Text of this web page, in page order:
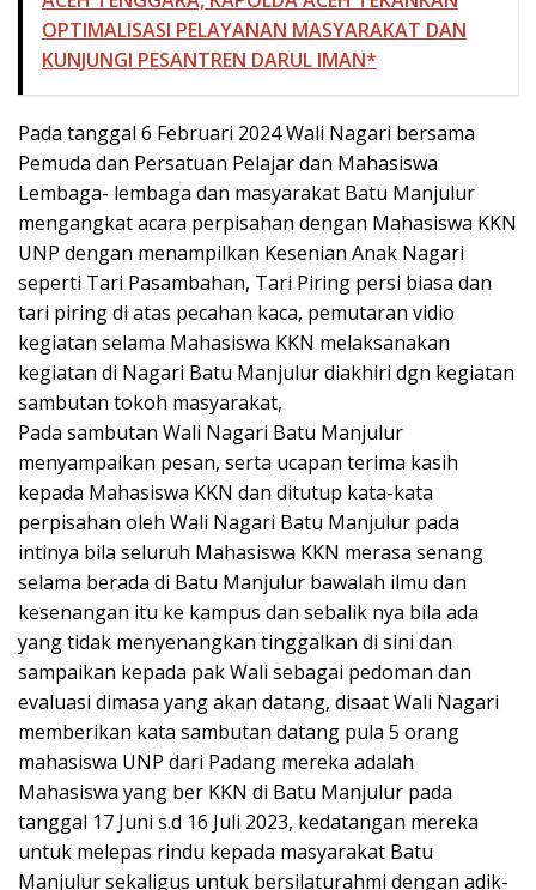
OPTIMALISASI PELAYANAN MASYARAKAT DAN
KUNJUNGI PESANTREN DARUL IMAN*
Pada tanggal 6 Februari 2024 Wali Nagari bersama
Pemuda dan Persatuan Pelajar dan Mahasiswa
Lembaga- lembaga dan masyarakat Batu Manjulur
mengangkat acara perpisahan dengan Mahasiswa KKN
UNP dengan menampilkan Kesenian Anak Nagari
seperti Tari Pasambahan, Tari Piring persi biasa dan
tari piring di atas pecahan kaca, pemutaran vidio
kegiatan selama Mahasiswa KKN melaksanakan
kegiatan di Nagari Batu Manjulur diakhiri dgn kegiatan
sambutan tokoh masyarakat,
Pada sambutan Wali Nagari Batu Manjulur
menyampaikan pesan, serta ucapan terima kasih
kepada Mahasiswa KKN dan ditutup kata-kata
perpisahan oleh Wali Nagari Batu Manjulur pada
intinya bila seluruh Mahasiswa KKN merasa senang
selama berada di Batu Manjulur bawalah ilmu dan
kesenangan itu ke kampus dan sebalik nya bila ada
yang tidak menyenangkan tinggalkan di sini dan
sampaikan kepada pak Wali sebagai pedoman dan
evaluasi dimasa yang akan datang, disaat Wali Nagari
memberikan kata sambutan datang pula 5 orang
mahasiswa UNP dari Padang mereka adalah
Mahasiswa yang ber KKN di Batu Manjulur pada
tanggal 17 Juni s.d 16 Juli 2023, kedatangan mereka
untuk melepas rindu kepada masyarakat Batu
Manjulur sekaligus untuk bersilaturahmi dengan adik-